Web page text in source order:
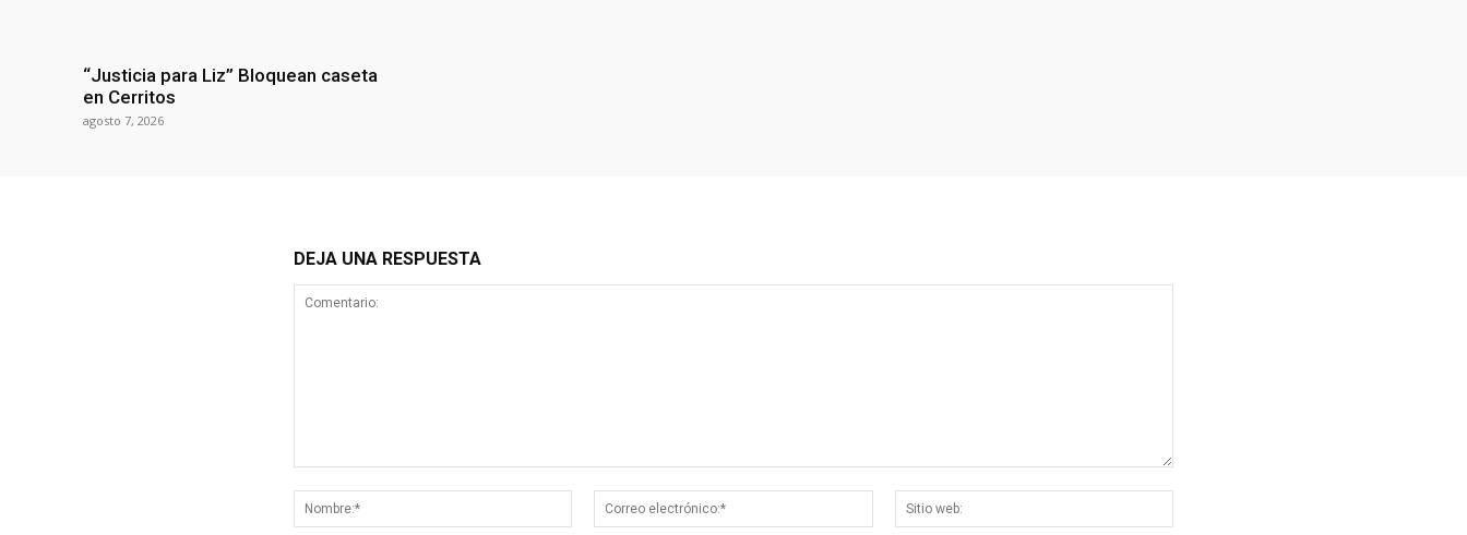
“Justicia para Liz” Bloquean caseta
en Cerritos
agosto 7, 2026
DEJA UNA RESPUESTA
Nombre:*
Correo
electrónico:*
web: